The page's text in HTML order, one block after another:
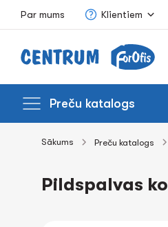
Par mums Klientiem
Preču katalogs
Sākums Preču katalogs
Pildspalvas